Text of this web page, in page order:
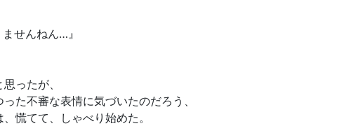
せんねん…』
ったが、
た不審な表情に気づいたのだろう、
慌てて、しゃべり始めた。